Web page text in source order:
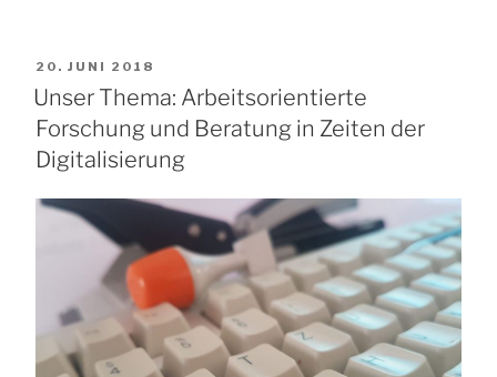
VERÖFFENTLICHT
AM
20. JUNI 2018
Unser Thema: Arbeitsorientierte
Forschung und Beratung in Zeiten der
Digitalisierung